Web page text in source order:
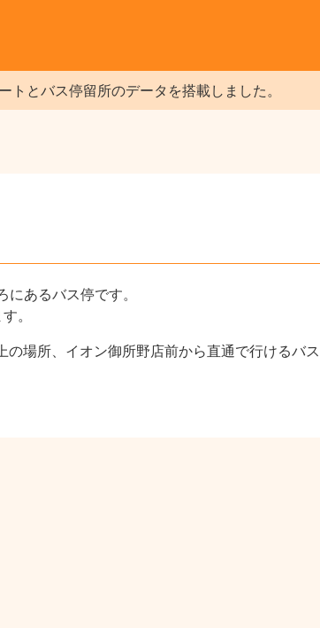
とバス停留所のデータを搭載しました。
あるバス停です。
。
場所、イオン御所野店前から直通で行けるバ